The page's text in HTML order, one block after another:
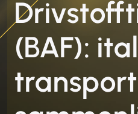
(BAF):